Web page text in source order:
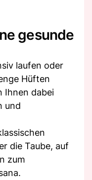
gesunde
laufen oder
Hüften
Ihnen dabei
und
die Taube, auf
zum